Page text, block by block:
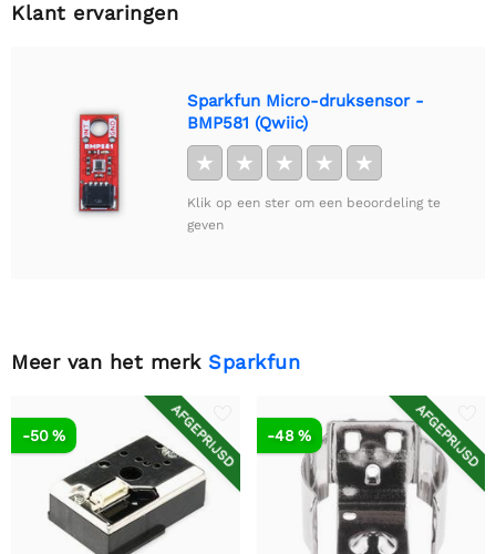
Klant ervaringen
Sparkfun Micro-druksensor -
BMP581 (Qwiic)
★ ★ ★ ★ ★
Klik op een ster om een beoordeling te
geven
Meer van het merk Sparkfun
AFGEPRIJSD
-50 % AFGEPRIJSD
-48 %